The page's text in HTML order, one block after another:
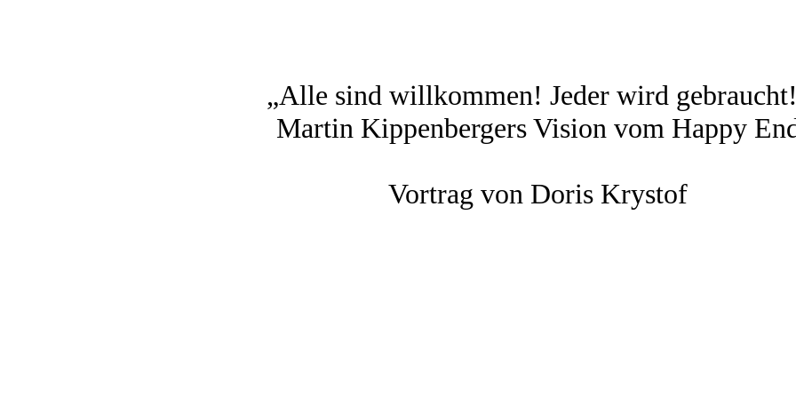
„Alle sind willkommen! Jeder wird
Martin KippenbergersVision vom Happy
Vortrag von Doris Krystof